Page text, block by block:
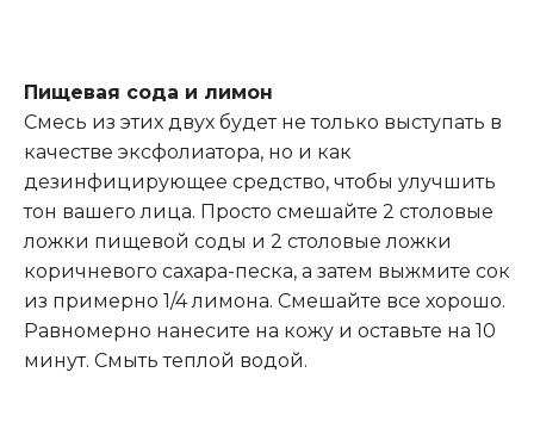
Пищевая сода и лимон
Смесь из этих двух будет не только выступать в
качестве эксфолиатора, но и как
дезинфицирующее средство, чтобы улучшить
тон вашего лица. Просто смешайте 2 столовые
ложки пищевой соды и 2 столовые ложки
коричневого сахара-песка, а затем выжмите сок
из примерно 1/4 лимона. Смешайте все хорошо.
Равномерно нанесите на кожу и оставьте на 10
минут. Смыть теплой водой.